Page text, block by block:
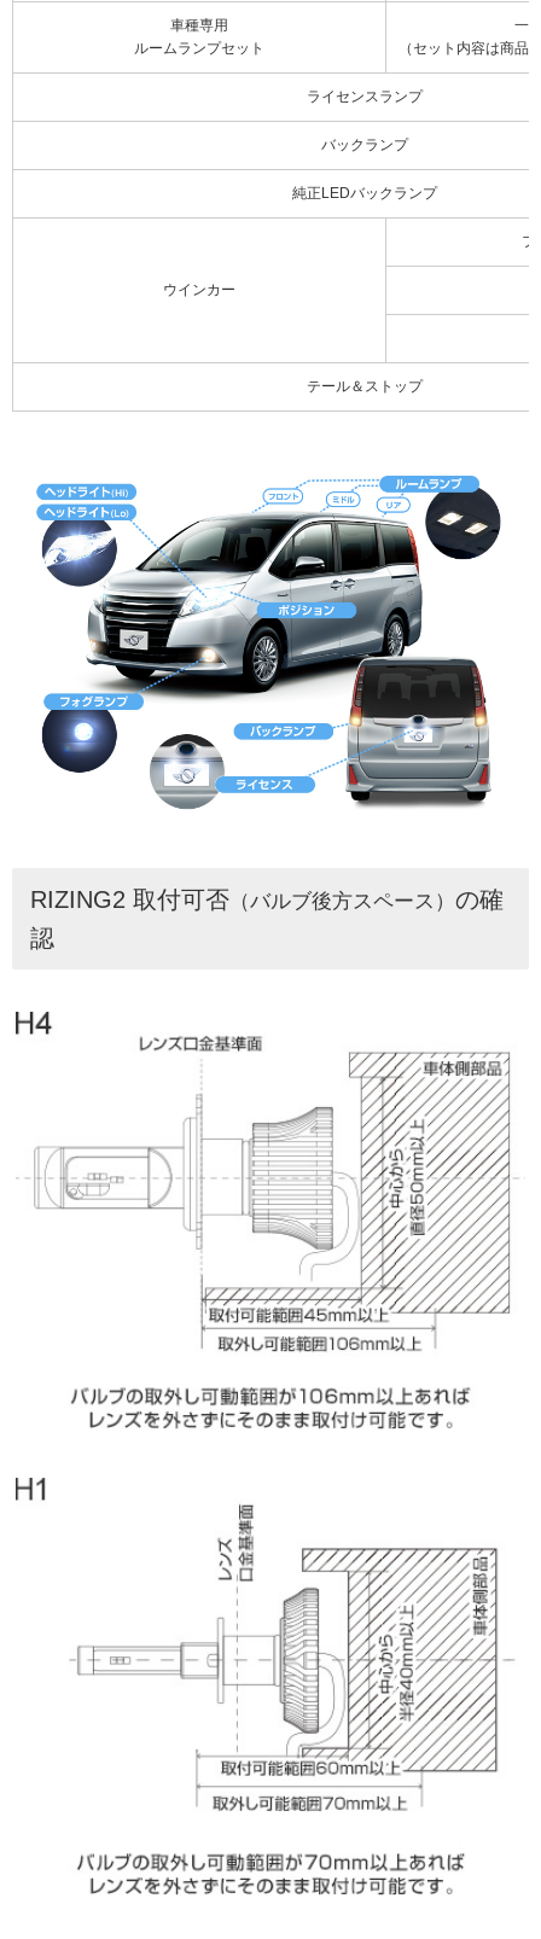
車種専用
ルームランプセット
一
（セット内容は商品
ライセンスランプ
バックランプ
純正LEDバックランプ
ウインカー
フ
テール＆ストップ
RIZING2 取付可否 （バルブ後方スペース） の確
認